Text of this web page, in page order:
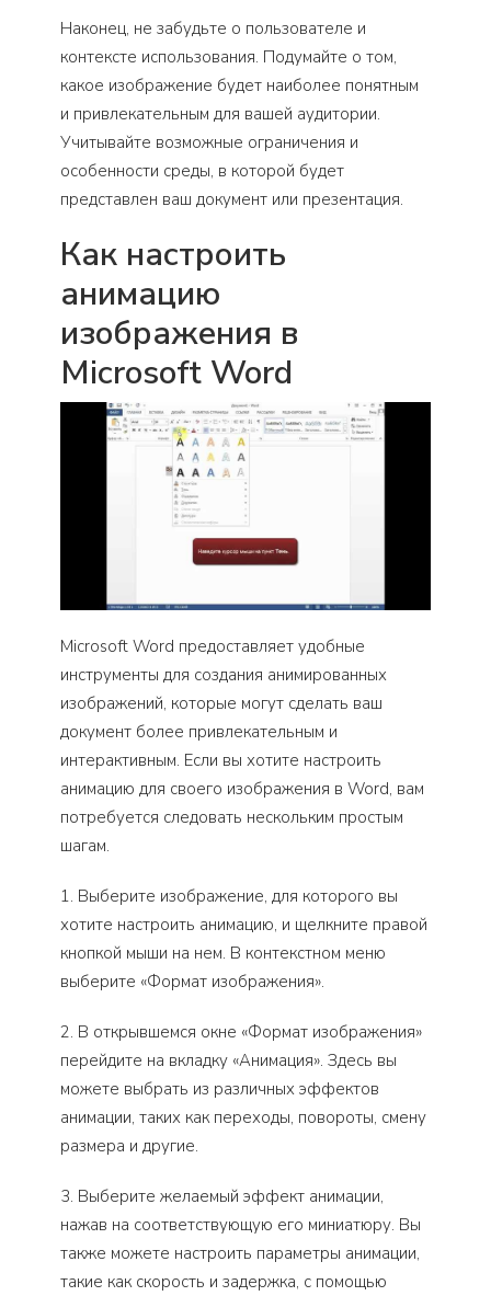
Наконец, не забудьте о пользователе и
контексте использования. Подумайте о том,
какое изображение будет наиболее понятным
и привлекательным для вашей аудитории.
Учитывайте возможные ограничения и
особенности среды, в которой будет
представлен ваш документ или презентация.
Как настроить
анимацию
изображения в
Microsoft Word
Microsoft Word предоставляет удобные
инструменты для создания анимированных
изображений, которые могут сделать ваш
документ более привлекательным и
интерактивным. Если вы хотите настроить
анимацию для своего изображения в Word, вам
потребуется следовать нескольким простым
шагам.
1. Выберите изображение, для которого вы
хотите настроить анимацию, и щелкните правой
кнопкой мыши на нем. В контекстном меню
выберите «Формат изображения».
2. В открывшемся окне «Формат изображения»
перейдите на вкладку «Анимация». Здесь вы
можете выбрать из различных эффектов
анимации, таких как переходы, повороты, смену
размера и другие.
3. Выберите желаемый эффект анимации,
нажав на соответствующую его миниатюру. Вы
также можете настроить параметры анимации,
такие как скорость и задержка, с помощью